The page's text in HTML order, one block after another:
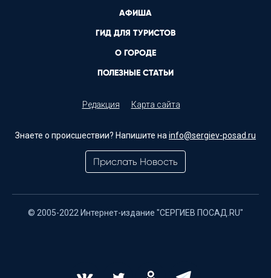
АФИША
ГИД ДЛЯ ТУРИСТОВ
О ГОРОДЕ
ПОЛЕЗНЫЕ СТАТЬИ
Редакция Карта сайта
Знаете о происшествии? Напишите наinfo@sergiev-posad.ru
Прислать Новость
© 2005-2022 Интернет-издание "СЕРГИЕВ ПОСАД.RU"